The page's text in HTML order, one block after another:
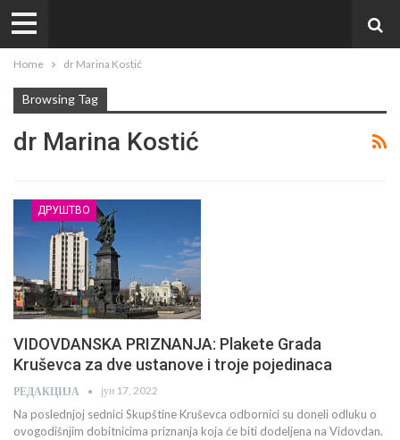
Home dr Marina Kostić
Browsing Tag
dr Marina Kostić
ДРУШТВО
VIDOVDANSKA PRIZNANJA: Plakete Grada
Kruševca za dve ustanove i troje pojedinaca
РЕДАКЦИЈА јун 17, 2022
Na poslednjoj sednici Skupštine Kruševca odbornici su doneli odluku o
ovogodišnjim dobitnicima priznanja koja će biti dodeljena na Vidovdan.